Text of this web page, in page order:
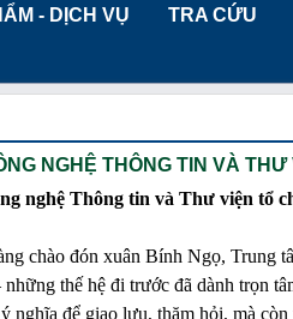
- DỊCH VỤ TRA CỨU
NGHỆ THÔNG TIN VÀ
nghệ Thông tin và Thư viện
chào đón xuân Bính Ngọ, Trung
thế hệ đi trước đã dành trọn
để giao lưu, thăm hỏi, mà